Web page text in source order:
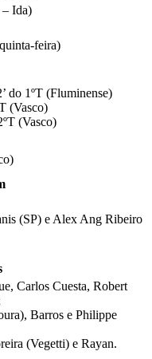
Ida)
feira)
do 1ºT (Fluminense)
(Vasco)
(Vasco)
(SP) e Alex Ang Ribeiro
Carlos Cuesta, Robert
Barros e Philippe
(Vegetti) e Rayan.